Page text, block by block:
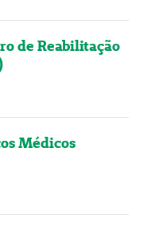
de Reabilitação
Médicos